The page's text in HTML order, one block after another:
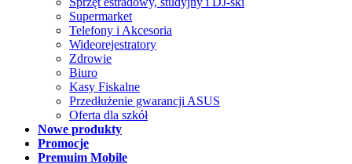
Supermarket
Telefony i Akcesoria
Wideorejestratory
Zdrowie
Biuro
Kasy Fiskalne
Przedłużenie gwarancji ASUS
Oferta dla szkół
Nowe produkty
Promocje
Premuim Mobile